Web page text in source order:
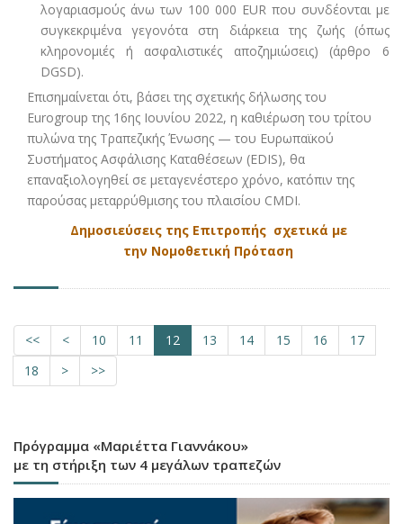
λογαριασμούς άνω των 100 000 EUR που συνδέονται με
συγκεκριμένα γεγονότα στη διάρκεια της ζωής (όπως
κληρονομιές ή ασφαλιστικές αποζημιώσεις) (άρθρο 6
DGSD).
Επισημαίνεται ότι, βάσει της σχετικής δήλωσης του
Eurogroup της 16ης Ιουνίου 2022, η καθιέρωση του τρίτου
πυλώνα της Τραπεζικής Ένωσης — του Ευρωπαϊκού
Συστήματος Ασφάλισης Καταθέσεων (EDIS), θα
επαναξιολογηθεί σε μεταγενέστερο χρόνο, κατόπιν της
παρούσας μεταρρύθμισης του πλαισίου CMDI.
Δημοσιεύσεις της Επιτροπής σχετικά με
την Νομοθετική Πρόταση
<< < 10 11 12 13 14 15 16
17
18
> >>
Πρόγραμμα «Μαριέττα Γιαννάκου»
με τη στήριξη των 4 μεγάλων τραπεζών